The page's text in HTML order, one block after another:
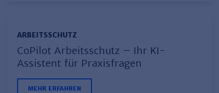
ARBEITSSCHUTZ
CoPilot Arbeitsschutz – Ihr KI-
Assistent für Praxisfragen
MEHR ERFAHREN